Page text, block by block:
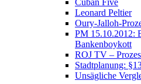
Cuban Five
Leonard Peltier
Oury-Jalloh-
PM 15.10.2012:
Bankenboykott
ROJ TV –
Stadtplanung:
Unsägliche